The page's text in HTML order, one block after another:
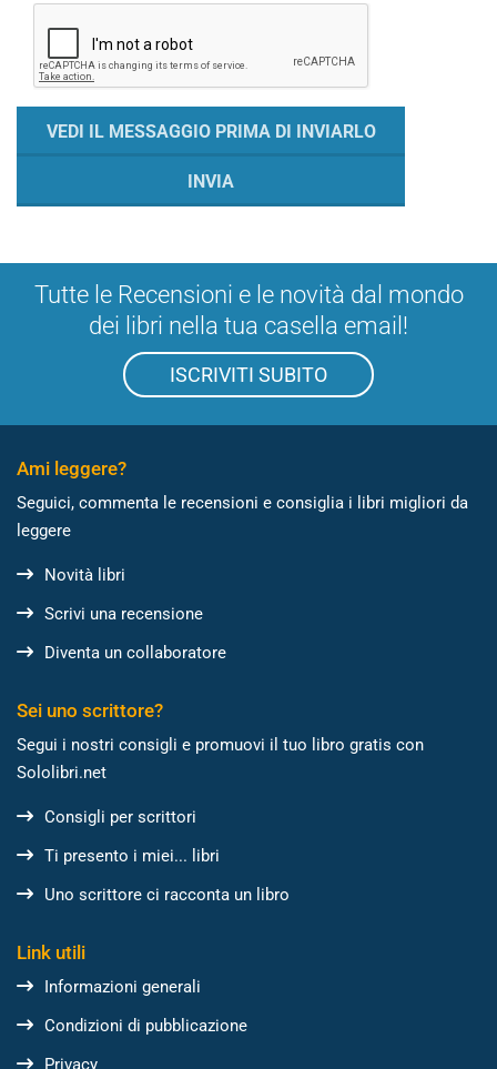
Tutte le Recensioni e le novità dal mondo
dei libri nella tua casella email!
ISCRIVITI SUBITO
Ami leggere?
Seguici, commenta le recensioni e consiglia i libri migliori da
leggere
Novità libri
Scrivi una recensione
Diventa un collaboratore
Sei uno scrittore?
Segui i nostri consigli e promuovi il tuo libro gratis con
Sololibri.net
Consigli per scrittori
Ti presento i miei... libri
Uno scrittore ci racconta un libro
Link utili
Informazioni generali
Condizioni di pubblicazione
Privacy